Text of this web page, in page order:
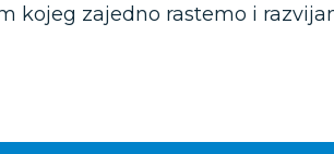
kojeg zajedno rastemo i